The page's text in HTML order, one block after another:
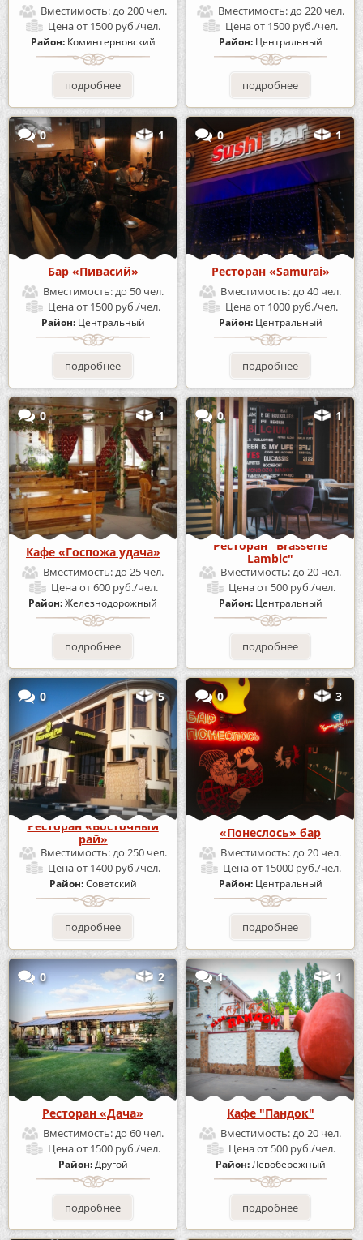
Вместимость:до 200 чел.
Ценаот 1500 руб./чел.
Район: Коминтерновский
подробнее
Вместимость:до 220 чел.
Ценаот 1500 руб./чел.
Район: Центральный
подробнее
0 1
Бар «Пивасий»
Вместимость:до 50 чел.
Ценаот 1500 руб./чел.
Район: Центральный
подробнее
0 1
Ресторан «Samurai»
Вместимость:до 40 чел.
Ценаот 1000 руб./чел.
Район: Центральный
подробнее
0 1
Кафе «Госпожа удача»
Вместимость:до 25 чел.
Ценаот 600 руб./чел.
Район:Железнодорожный
подробнее
0 1
Ресторан "Brasserie
Lambic"
Вместимость:до 20 чел.
Ценаот 500 руб./чел.
Район: Центральный
подробнее
0 5
Ресторан «Восточный
рай»
Вместимость:до 250 чел.
Ценаот 1400 руб./чел.
Район:Советский
подробнее
0 3
«Понеслось» бар
Вместимость:до 20 чел.
Ценаот 15000 руб./чел.
Район: Центральный
подробнее
0 2
Ресторан «Дача»
Вместимость:до 60 чел.
Ценаот 1500 руб./чел.
Район:Другой
подробнее
1 1
Кафе "Пандок"
Вместимость:до 20 чел.
Ценаот 500 руб./чел.
Район:Левобережный
подробнее